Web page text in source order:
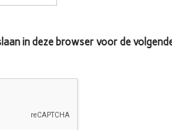
in deze browser voor de